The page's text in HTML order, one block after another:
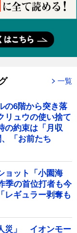
一覧
の6階から突き落
ュウの使い捨て
約束は「月収
「お前たち
ョット「小園海
季の首位打者も今
ギュラー剥奪も
災」 イオンモー